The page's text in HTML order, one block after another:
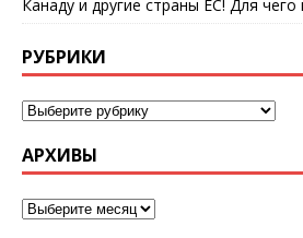
Канаду и другие страны ЕС! Для чего
РУБРИКИ
АРХИВЫ